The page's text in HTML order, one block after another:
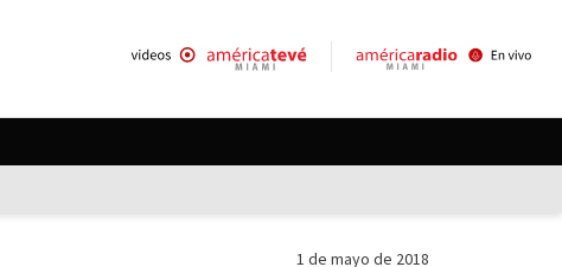
1 de mayo de 2018